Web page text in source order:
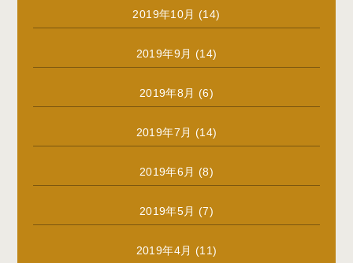
2019年10月 (14)
2019年9月 (14)
2019年8月 (6)
2019年7月 (14)
2019年6月 (8)
2019年5月 (7)
2019年4月 (11)